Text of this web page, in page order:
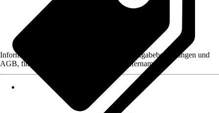
Informationen des Verkäufers, wie z. B. Rückgabebedingungen und
AGB, finden Sie bei Klick auf den Verkäufernamen.